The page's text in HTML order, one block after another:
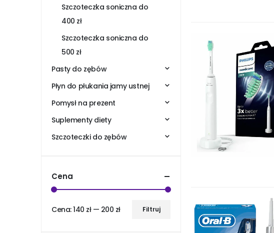
Szczoteczka soniczna do
400 zł
Szczoteczka soniczna do
500 zł
Pasty do zębów
Płyn do płukania jamy ustnej
Pomysł na prezent
Suplementy diety
Szczoteczki do zębów
Cena
Filtruj
Cena:140 zł— 200 zł